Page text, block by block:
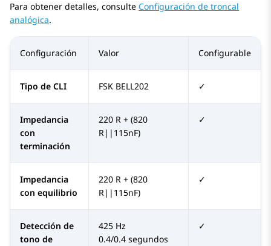
Para obtener detalles, consulte Configuración de troncal
analógica.
Configuración Valor Configurable
Tipo de CLI FSK BELL202 ✓
Impedancia
con
terminación
220 R + (820
R||115nF)
✓
Impedancia
con equilibrio
220 R + (820
R||115nF)
✓
Detección de
tono de
425 Hz
0.4/0.4 segundos
✓